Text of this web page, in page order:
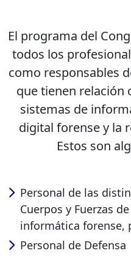
El programa del
todos los
como responsables
que tienen relación
sistemas de
digital forense y la
Estos son
Personal de las
Cuerpos y Fuerzas
informática forense,
Personal de Defensa